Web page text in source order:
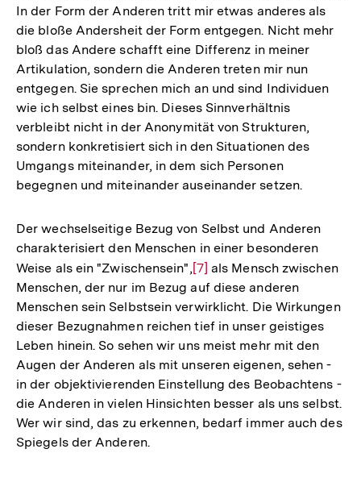
In der Form der Anderen tritt mir etwas anderes als
die bloße Andersheit der Form entgegen. Nicht mehr
bloß das Andere schafft eine Differenz in meiner
Artikulation, sondern die Anderen treten mir nun
entgegen. Sie sprechen mich an und sind Individuen
wie ich selbst eines bin. Dieses Sinnverhältnis
verbleibt nicht in der Anonymität von Strukturen,
sondern konkretisiert sich in den Situationen des
Umgangs miteinander, in dem sich Personen
begegnen und miteinander auseinander setzen.
Der wechselseitige Bezug von Selbst und Anderen
charakterisiert den Menschen in einer besonderen
Weise als ein "Zwischensein",Zur
Auflösung
der
Fußnote
[7] als Mensch zwischen
Menschen, der nur im Bezug auf diese anderen
Menschen sein Selbstsein verwirklicht. Die Wirkungen
dieser Bezugnahmen reichen tief in unser geistiges
Leben hinein. So sehen wir uns meist mehr mit den
Augen der Anderen als mit unseren eigenen, sehen -
in der objektivierenden Einstellung des Beobachtens -
die Anderen in vielen Hinsichten besser als uns selbst.
Wer wir sind, das zu erkennen, bedarf immer auch des
Spiegels der Anderen.